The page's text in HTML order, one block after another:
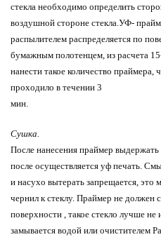
стекла необходимо определить
воздушной стороне стекла.УФ-
распылителем распределяется по
бумажным полотенцем, из расчета
нанести такое количество праймера,
проходило в течении 3
мин.
Сушка.
После нанесения праймер выдержать
после осуществляется уф печать.
и насухо вытерать запрещается, это
чернил к стеклу. Праймер не должен
поверхности , такое стекло лучше
замывается водой или очистителем